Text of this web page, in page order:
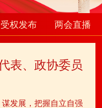
受权发布 两会直播
表、政协委员
发展，把握自立自强